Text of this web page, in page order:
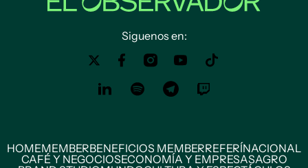
Siguenos en:
HOMEMEMBERBENEFICIOS MEMBERREFERÍNACIONAL
CAFÉ Y NEGOCIOSECONOMÍA Y EMPRESASAGRO